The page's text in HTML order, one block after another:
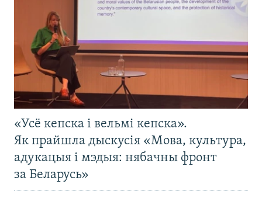
«Усё кепска і вельмі кепска».
Як прайшла дыскусія «Мова, культура,
адукацыя і мэдыя: нябачны фронт
за Беларусь»